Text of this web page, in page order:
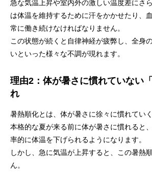
急な気温上昇や室内外の激しい温度差にさ
は体温を維持するために汗をかかせたり、
常に働き続けなければなりません。
この状態が続くと自律神経が疲弊し、全身
いといった様々な不調が現れます。
理由2：体が暑さに慣れていない
れ
暑熱順化とは、体が暑さに徐々に慣れてい
本格的な夏が来る前に体が暑さに慣れると
率的に体温を下げられるようになります。
しかし、急に気温が上昇すると、この暑熱
ん。